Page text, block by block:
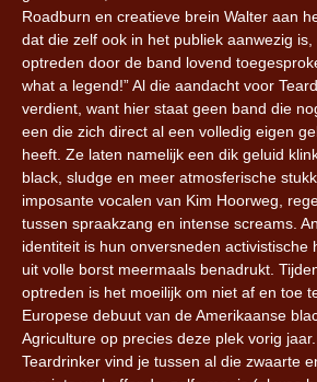
Roadburn en creatieve brein Walter aan
dat die zelf ook in het publiek aanwezig
optreden door de band lovend
what a legend!” Al die aandacht voor
verdient, want hier staat geen band die
een die zich direct al een volledig eigen
heeft. Ze laten namelijk een dik geluid
black, sludge en meer atmosferische
imposante vocalen van Kim Hoorweg,
tussen spraakzang en intense screams.
identiteit is hun onversneden activistische
uit volle borst meermaals benadrukt.
optreden is het moeilijk om niet af en toe
Europese debuut van de Amerikaanse
Agriculture op precies deze plek vorig
Teardrinker vind je tussen al die zwaarte